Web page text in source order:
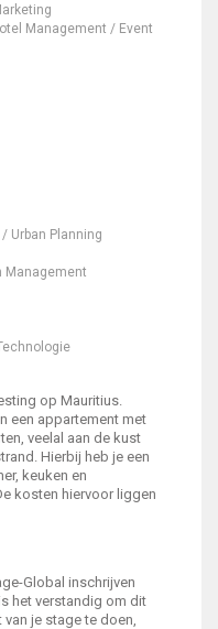
Management / Event
Urban Planning
Management
op Mauritius.
een appartement met
veelal aan de kust
Hierbij heb je een
keuken en
kosten hiervoor liggen
Global inschrijven
het verstandig om dit
je stage te doen,